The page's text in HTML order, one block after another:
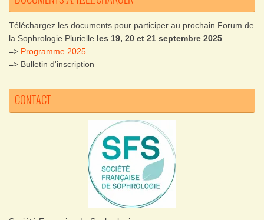
Téléchargez les documents pour participer au prochain Forum de
la Sophrologie Plurielle les 19, 20 et 21 septembre 2025.
=> Programme 2025
=> Bulletin d'inscription
CONTACT